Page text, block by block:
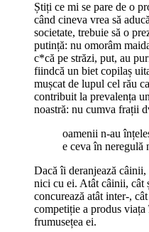
Știți ce mi se pare de o
când cineva vrea să
societate, trebuie să o
putință: nu omorâm
c*că pe străzi, put, au
fiindcă un biet copilaș
mușcat de lupul cel rău
contribuit la prevalența
noastră: nu cumva frații
oamenii n-au
e ceva în neregulă
Dacă îi deranjează
nici cu ei. Atât câinii, cât
concurează atât inter-,
competiție a produs
frumusețea ei.